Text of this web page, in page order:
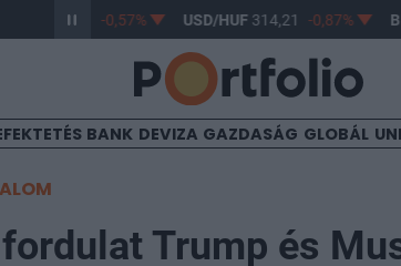
363,33 -0,57% USD/HUF314,21 -0,87%
BANK DEVIZA GAZDASÁG GLOBÁL
Trump és